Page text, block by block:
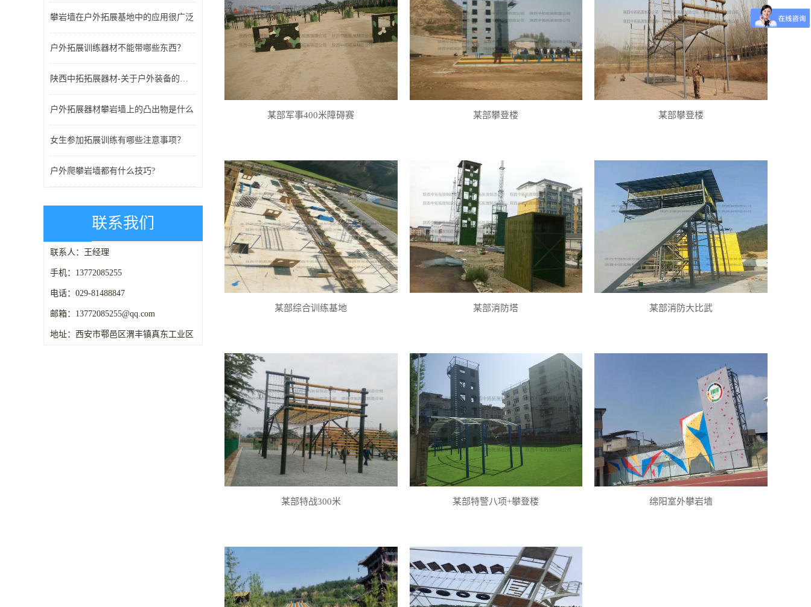
攀岩墙在户外拓展基地中的应用很广泛
户外拓展训练器材不能带哪些东西？
陕西中拓拓展器材-关于户外装备的一些常识
户外拓展器材攀岩墙上的凸出物是什么
女生参加拓展训练有哪些注意事项？
户外爬攀岩墙都有什么技巧?
联系我们
联系人：王经理
手机：13772085255
电话：029-81488847
邮箱：13772085255@qq.com
地址：西安市鄠邑区渭丰镇真东工业区
某部军事400米障碍赛 某部攀登楼 某部攀登楼
某部综合训练基地 某部消防塔 某部消防大比武
某部特战300米 某部特警八项+攀登楼 绵阳室外攀岩墙